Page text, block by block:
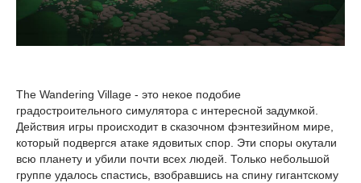
The Wandering Village - это некое подобие
градостроительного симулятора с интересной задумкой.
Действия игры происходит в сказочном фэнтезийном мире,
который подвергся атаке ядовитых спор. Эти споры окутали
всю планету и убили почти всех людей. Только небольшой
группе удалось спастись, взобравшись на спину гигантскому